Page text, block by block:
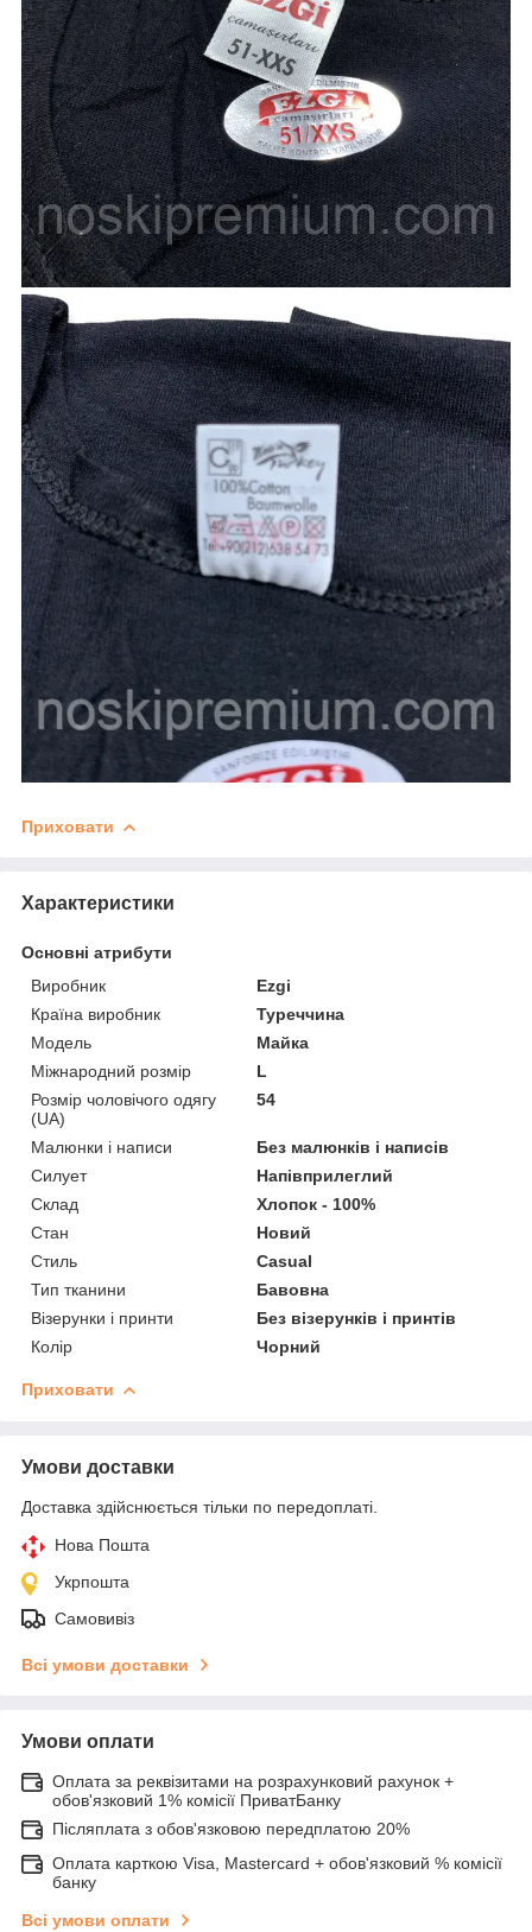
Приховати
Характеристики
Основні атрибути
Виробник
Ezgi
Країна виробник
Туреччина
Модель
Майка
Міжнародний розмір
L
Розмір чоловічого одягу
(UA)
54
Малюнки і написи
Без малюнків і написів
Силует
Напівприлеглий
Склад
Хлопок - 100%
Стан
Новий
Стиль
Casual
Тип тканини
Бавовна
Візерунки і принти
Без візерунків і принтів
Колір
Чорний
Приховати
Умови доставки
Доставка здійснюється тільки по передоплаті.
Нова Пошта
Укрпошта
Самовивіз
Всі умови доставки
Умови оплати
Оплата за реквізитами на розрахунковий рахунок +
обов'язковий 1% комісії ПриватБанку
Післяплата з обов'язковою передплатою 20%
Оплата карткою Visa, Mastercard + обов'язковий % комісії
банку
Всі умови оплати